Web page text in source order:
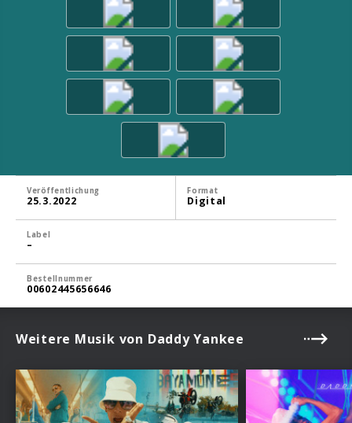
Veröffentlichung
25.3.2022
Format
Digital
Label
–
Bestellnummer
00602445656646
Weitere Musik von Daddy Yankee